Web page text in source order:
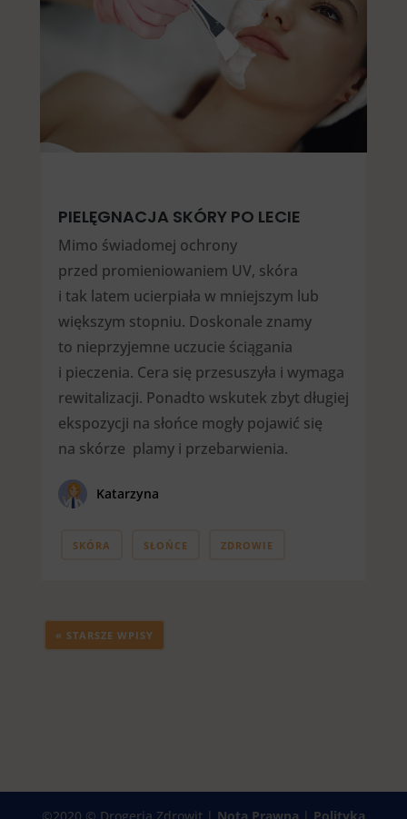
PIELĘGNACJA SKÓRY PO LECIE
Mimo świadomej ochrony
przed promieniowaniem UV, skóra
i tak latem ucierpiała w mniejszym lub
większym stopniu. Doskonale znamy
to nieprzyjemne uczucie ściągania
i pieczenia. Cera się przesuszyła i wymaga
rewitalizacji. Ponadto wskutek zbyt długiej
ekspozycji na słońce mogły pojawić się
na skórze plamy i przebarwienia.
Katarzyna
SKÓRA SŁOŃCE ZDROWIE
« STARSZE WPISY
©2020 © Drogeria Zdrowit | Nota Prawna | Polityka